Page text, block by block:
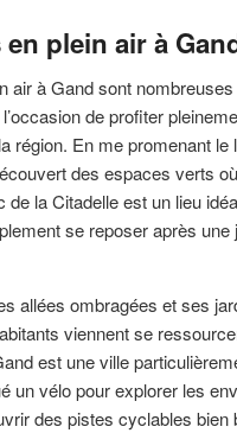
plein air à
air à Gand sont
de profiter
région. En me promenant le
des espaces verts
de la Citadelle est un lieu
se reposer après une
allées ombragées et ses
viennent se
est une ville
un vélo pour explorer les
des pistes cyclables bien